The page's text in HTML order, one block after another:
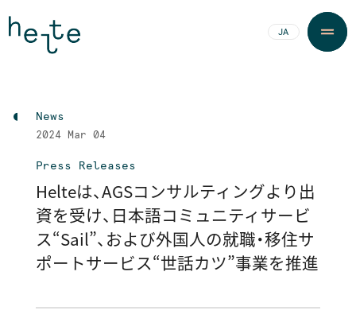
JA
News
2024 Mar 04
Press Releases
Helteは、AGSコンサルティングより出
資を受け、日本語コミュニティサービ
ス“Sail”、および外国人の就職・移住サ
ポートサービス“世話カツ”事業を推進